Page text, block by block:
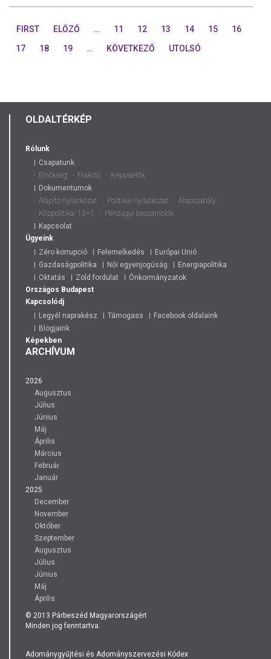
NINCS
HOSSZÚ
FIRST ELŐZŐ … 11 12 13 14 15
16
17
18 19 … KÖVETKEZŐ UTOLSÓ
OLDALTÉRKÉP
Rólunk
Csapatunk
Elnökség
Frakció
Képviselők
Dokumentumok
Alapító nyilatkozat
Politikai nyilatkozat
Alapszabály
Közpolitikai 13+1
Pénzügyi beszámolók
Kapcsolat
Ügyeink
Zéro korrupció
Felemelkedés
Európai Unió
Gazdaságpolitika
Női egyenjogúság
Energiapolitika
Oktatás
Zöld fordulat
Önkormányzatok
Országos Budapest
Kapcsolódj
Legyél naprakész
Támogass
Facebook oldalaink
Blogjaink
Képekben
ARCHÍVUM
2026
Augusztus
Július
Június
Máj
Április
Március
Február
Január
2025
December
November
Október
Szeptember
Augusztus
Július
Június
Máj
Április
© 2013 Párbeszéd Magyarországért
Minden jog fenntartva.
Adománygyűjtési és Adományszervezési Kódex